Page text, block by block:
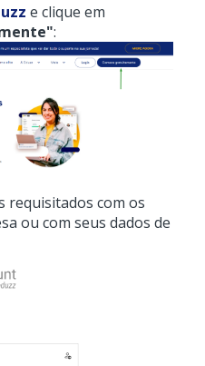
e clique em
:
requisitados com os
ou com seus dados de